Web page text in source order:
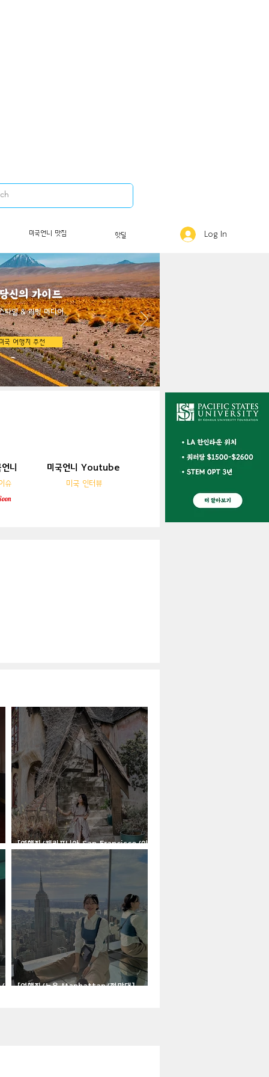
신의 가이드
타일 & 리빙 미디어
미국 여행지 추천
니
슈
미국언니 YouTube
미국 인터뷰
니
슈
미국언니 Youtube
미국 인터뷰
[여행지/캘리포니아 San Francisco/이
색마을] Normandy Village
[여행지/뉴욕 Manhattan/전망대]
미국언니 맛집 핫딜 Log In